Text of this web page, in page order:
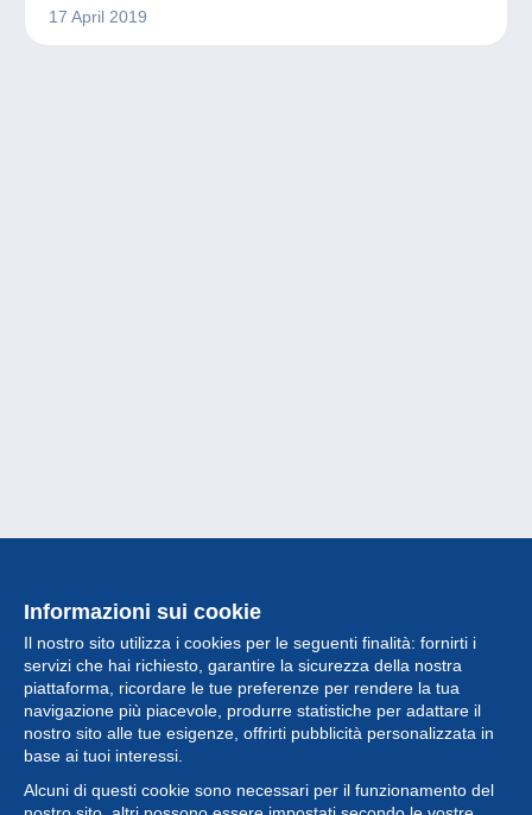
17 April 2019
Informazioni sui cookie
Il nostro sito utilizza i cookies per le seguenti finalità: fornirti i
servizi che hai richiesto, garantire la sicurezza della nostra
piattaforma, ricordare le tue preferenze per rendere la tua
navigazione più piacevole, produrre statistiche per adattare il
nostro sito alle tue esigenze, offrirti pubblicità personalizzata in
base ai tuoi interessi.
Alcuni di questi cookie sono necessari per il funzionamento del
Collezione
Novità